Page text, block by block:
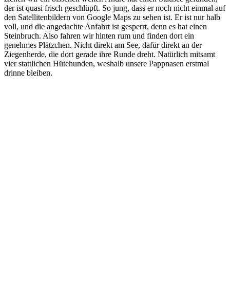
der ist quasi frisch geschlüpft. So jung, dass er noch nicht einmal auf
den Satellitenbildern von Google Maps zu sehen ist. Er ist nur halb
voll, und die angedachte Anfahrt ist gesperrt, denn es hat einen
Steinbruch. Also fahren wir hinten rum und finden dort ein
genehmes Plätzchen. Nicht direkt am See, dafür direkt an der
Ziegenherde, die dort gerade ihre Runde dreht. Natürlich mitsamt
vier stattlichen Hütehunden, weshalb unsere Pappnasen erstmal
drinne bleiben.